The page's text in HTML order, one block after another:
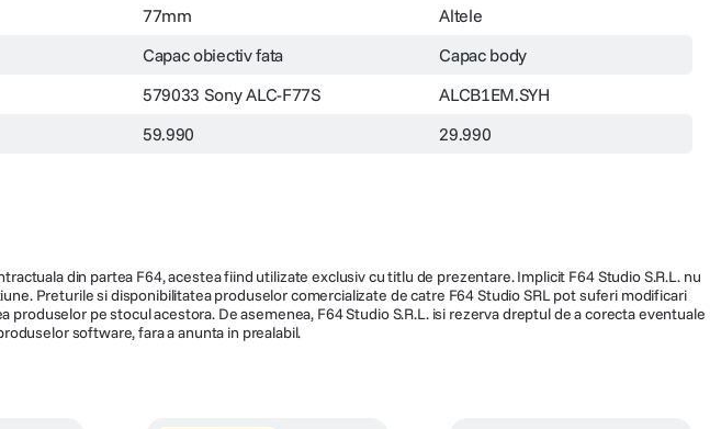
77mm
Altele
Capac obiectiv fata
Capac body
579033 Sony ALC-F77S
ALCB1EM.SYH
59.990 29.990
din partea F64, acestea fiind utilizate exclusiv cu titlu de prezentare. Implicit F64 Studio S.R.L. nu
Preturile si disponibilitatea produselor comercializate de catre F64 Studio SRL pot suferi modificari
pe stocul acestora. De asemenea, F64 Studio S.R.L. isi rezerva dreptul de a corecta eventuale
software, fara a anunta in prealabil.